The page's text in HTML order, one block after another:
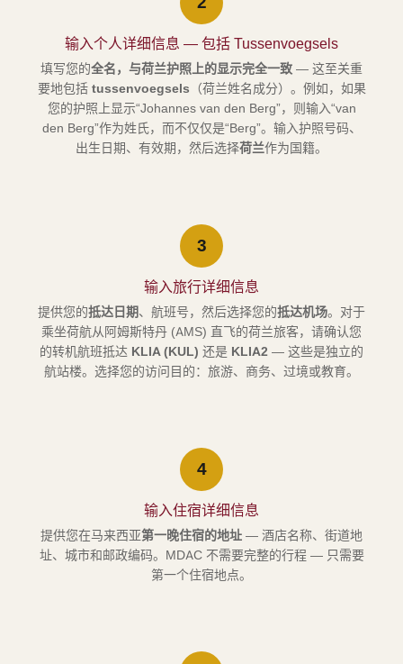
输入个人详细信息 — 包括 Tussenvoegsels
填写您的全名，与荷兰护照上的显示完全一致 — 这至关重
要地包括 tussenvoegsels （荷兰姓名成分）。例如，如果
您的护照上显示“Johannes van den Berg”，则输入“van
den Berg”作为姓氏，而不仅仅是“Berg”。输入护照号码、
出生日期、有效期，然后选择荷兰作为国籍。
3
输入旅行详细信息
提供您的抵达日期、航班号，然后选择您的抵达机场。对于
乘坐荷航从阿姆斯特丹 (AMS) 直飞的荷兰旅客，请确认您
的转机航班抵达 KLIA (KUL) 还是 KLIA2 — 这些是独立的
航站楼。选择您的访问目的：旅游、商务、过境或教育。
4
输入住宿详细信息
提供您在马来西亚第一晚住宿的地址 — 酒店名称、街道地
址、城市和邮政编码。MDAC 不需要完整的行程 — 只需要
第一个住宿地点。